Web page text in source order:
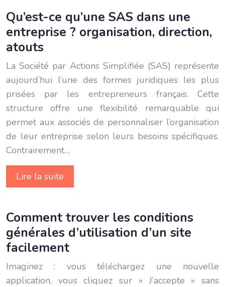
Qu’est-ce qu’une SAS dans une
entreprise ? organisation, direction,
atouts
La Société par Actions Simplifiée (SAS) représente
aujourd’hui l’une des formes juridiques les plus
prisées par les entrepreneurs français. Cette
structure offre une flexibilité remarquable qui
permet aux associés de personnaliser l’organisation
de leur entreprise selon leurs besoins spécifiques.
Contrairement…
Lire la suite
Comment trouver les conditions
générales d’utilisation d’un site
facilement
Imaginez : vous téléchargez une nouvelle
application, vous cliquez sur « J’accepte » sans